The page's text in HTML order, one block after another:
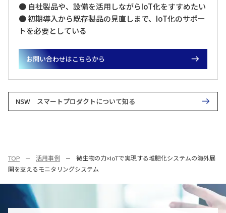
● 自社製品や、設備を活用しながらIoT化をすすめたい
● 初期導入から既存製品の見直しまで、IoT化のサポー
トを必要としている
お問い合わせはこちらから
NSW スマートプロダクトについて知る
TOP 活用事例
微生物の力×IoTで実現する堆肥化システムの海外展
開を支えるモニタリングシステム